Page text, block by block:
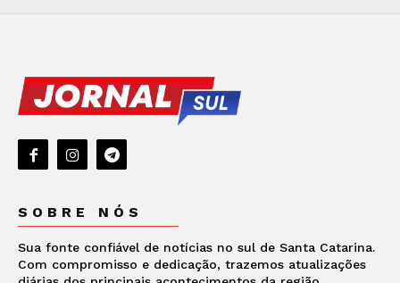
SOBRE NÓS
Sua fonte confiável de notícias no sul de Santa Catarina.
Com compromisso e dedicação, trazemos atualizações